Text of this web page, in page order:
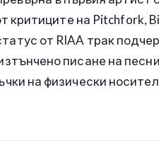
критиците на Pitchfork,
от RIAA трак
писане на
на физически